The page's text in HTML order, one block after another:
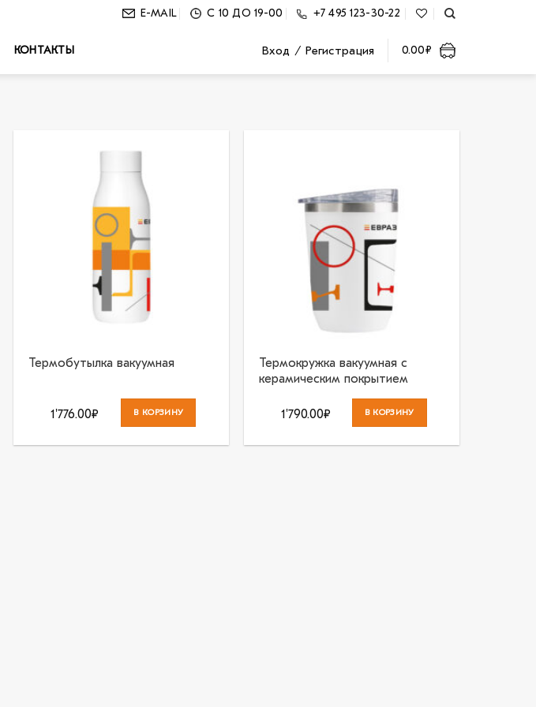
E-MAIL С 10 ДО 19-00 +7 495 123-30-22
КОНТАКТЫ Вход / Регистрация 0.00₽
Термобутылка вакуумная
1'776.00₽ В КОРЗИНУ
Термокружка вакуумная с
керамическим покрытием
1'790.00₽ В КОРЗИНУ